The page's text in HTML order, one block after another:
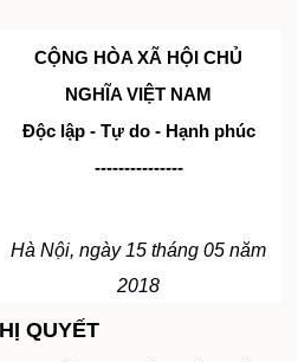
CỘNG HÒA XÃ HỘI CHỦ
NGHĨA VIỆT NAM
Độc lập - Tự do - Hạnh phúc
---------------
Hà Nội, ngày 15 tháng05 năm
2018
QUYẾT